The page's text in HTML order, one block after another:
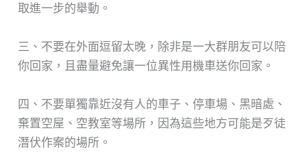
取進一步的舉動。
三、不要在外面逗留太晚，除非是一大群朋友可以陪
你回家，且盡量避免讓一位異性用機車送你回家。
四、不要單獨靠近沒有人的車子、停車場、黑暗處、
棄置空屋、空教室等場所，因為這些地方可能是歹徒
潛伏作案的場所。